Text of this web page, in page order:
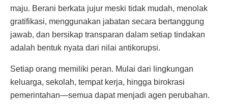
maju. Berani berkata jujur meski tidak mudah, menolak
gratifikasi, menggunakan jabatan secara bertanggung
jawab, dan bersikap transparan dalam setiap tindakan
adalah bentuk nyata dari nilai antikorupsi.
Setiap orang memiliki peran. Mulai dari lingkungan
keluarga, sekolah, tempat kerja, hingga birokrasi
pemerintahan—semua dapat menjadi agen perubahan.